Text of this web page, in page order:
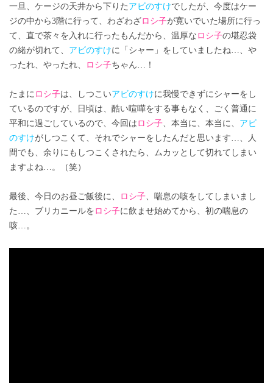
一旦、ケージの天井から下りた アビのすけでしたが、今度はケー
ジの中から3階に行って、わざわざロシ子が寛いでいた場所に行っ
て、直で茶々を入れに行ったもんだから、温厚な ロシ子の堪忍袋
の緒が切れて、 アビのすけに「シャー」をしていましたね…、や
ったれ、やったれ、
ロシ子ちゃん…！
たまに ロシ子は、しつこいアビのすけに我慢できずにシャーをし
ているのですが、日頃は、酷い喧嘩をする事もなく、ごく普通に
平和に過ごしているので、今回は ロシ子 、本当に、本当に、 アビ
のすけがしつこくて、それでシャーをしたんだと思います…、人
間でも、余りにもしつこくされたら、ムカッとして切れてしまい
ますよね…。（笑）
最後、今日のお昼ご飯後に、 ロシ子 、喘息の咳をしてしまいまし
た…、ブリカニールを ロシ子に飲ませ始めてから、初の喘息の
咳…。